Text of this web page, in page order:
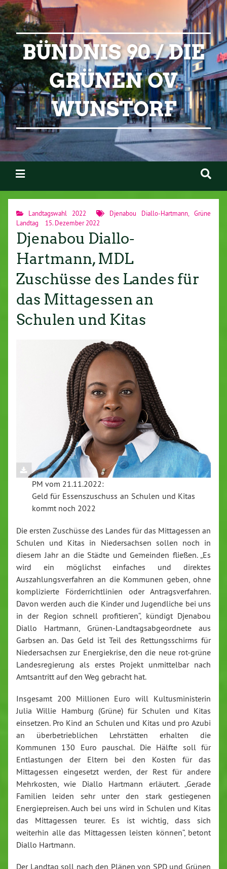
BÜNDNIS 90 / DIE
GRÜNEN OV
WUNSTORF
Landtagswahl 2022 Djenabou Diallo-Hartmann
Grüne
Landtag
15. Dezember 2022
Djenabou Diallo-
Hartmann, MDL
Zuschüsse des Landes für
das Mittagessen an
Schulen und Kitas
PM vom 21.11.2022:
Geld für Essenszuschuss an Schulen und Kitas
kommt noch 2022
Die ersten Zuschüsse des Landes für das Mittagessen an
Schulen und Kitas in Niedersachsen sollen noch in
diesem Jahr an die Städte und Gemeinden fließen. „Es
wird ein möglichst einfaches und direktes
Auszahlungsverfahren an die Kommunen geben, ohne
komplizierte Förderrichtlinien oder Antragsverfahren.
Davon werden auch die Kinder und Jugendliche bei uns
in der Region schnell profitieren“, kündigt Djenabou
Diallo Hartmann, Grünen-Landtagsabgeordnete aus
Garbsen an. Das Geld ist Teil des Rettungsschirms für
Niedersachsen zur Energiekrise, den die neue rot-grüne
Landesregierung als erstes Projekt unmittelbar nach
Amtsantritt auf den Weg gebracht hat.
Insgesamt 200 Millionen Euro will Kultusministerin
Julia Willie Hamburg (Grüne) für Schulen und Kitas
einsetzen. Pro Kind an Schulen und Kitas und pro Azubi
an überbetrieblichen Lehrstätten erhalten die
Kommunen 130 Euro pauschal. Die Hälfte soll für
Entlastungen der Eltern bei den Kosten für das
Mittagessen eingesetzt werden, der Rest für andere
Mehrkosten, wie Diallo Hartmann erläutert. „Gerade
Familien leiden sehr unter den stark gestiegenen
Energiepreisen. Auch bei uns wird in Schulen und Kitas
das Mittagessen teurer. Es ist wichtig, dass sich
weiterhin alle das Mittagessen leisten können“, betont
Diallo Hartmann.
Der Landtag soll nach den Plänen von SPD und Grünen